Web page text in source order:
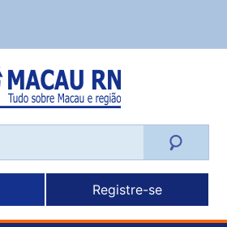
Registre-se